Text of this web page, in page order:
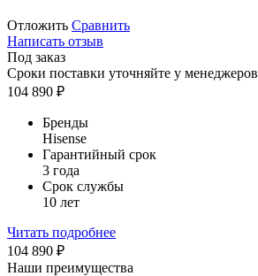
Отложить Сравнить
Написать отзыв
Под заказ
Сроки поставки уточняйте у менеджеров
104 890 ₽
Бренды
Hisense
Гарантийный срок
3 года
Срок службы
10 лет
Читать подробнее
104 890 ₽
Наши преимущества